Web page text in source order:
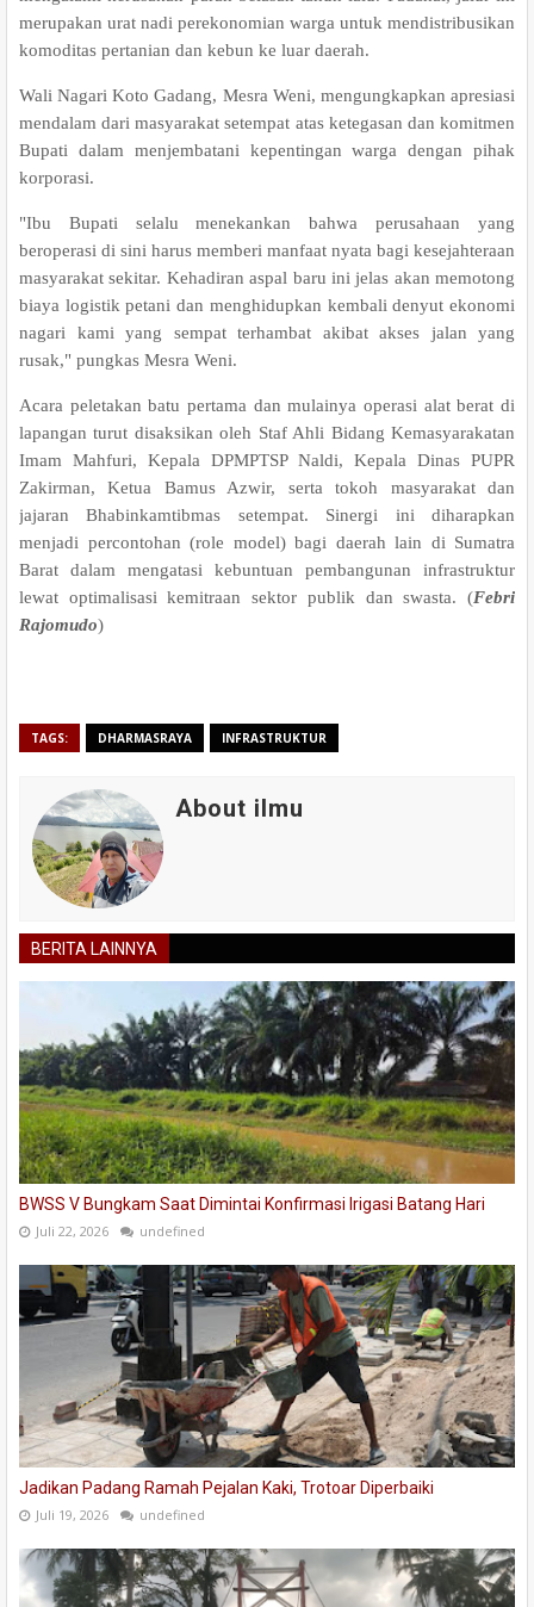
merupakan urat nadi perekonomian warga untuk mendistribusikan
komoditas pertanian dan kebun ke luar daerah.
Wali Nagari Koto Gadang, Mesra Weni, mengungkapkan apresiasi
mendalam dari masyarakat setempat atas ketegasan dan komitmen
Bupati dalam menjembatani kepentingan warga dengan pihak
korporasi.
"Ibu Bupati selalu menekankan bahwa perusahaan yang
beroperasi di sini harus memberi manfaat nyata bagi kesejahteraan
masyarakat sekitar. Kehadiran aspal baru ini jelas akan memotong
biaya logistik petani dan menghidupkan kembali denyut ekonomi
nagari kami yang sempat terhambat akibat akses jalan yang
rusak," pungkas Mesra Weni.
Acara peletakan batu pertama dan mulainya operasi alat berat di
lapangan turut disaksikan oleh Staf Ahli Bidang Kemasyarakatan
Imam Mahfuri, Kepala DPMPTSP Naldi, Kepala Dinas PUPR
Zakirman, Ketua Bamus Azwir, serta tokoh masyarakat dan
jajaran Bhabinkamtibmas setempat. Sinergi ini diharapkan
menjadi percontohan (role model) bagi daerah lain di Sumatra
Barat dalam mengatasi kebuntuan pembangunan infrastruktur
lewat optimalisasi kemitraan sektor publik dan swasta. (Febri
Rajomudo)
TAGS: DHARMASRAYA INFRASTRUKTUR
About ilmu
BERITA LAINNYA
BWSS V Bungkam Saat Dimintai Konfirmasi Irigasi Batang Hari
Juli 22, 2026 undefined
Jadikan Padang Ramah Pejalan Kaki, Trotoar Diperbaiki
Juli 19, 2026 undefined